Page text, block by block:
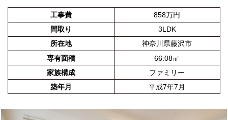
工事費
858万円
間取り
3LDK
所在地
神奈川県藤沢市
専有面積
66.08㎡
家族構成
ファミリー
築年月
平成7年7月